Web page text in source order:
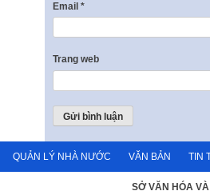
Email *
Trang web
QUẢN LÝ NHÀ NƯỚC VĂN BẢN TIN
SỞ VĂN HÓA